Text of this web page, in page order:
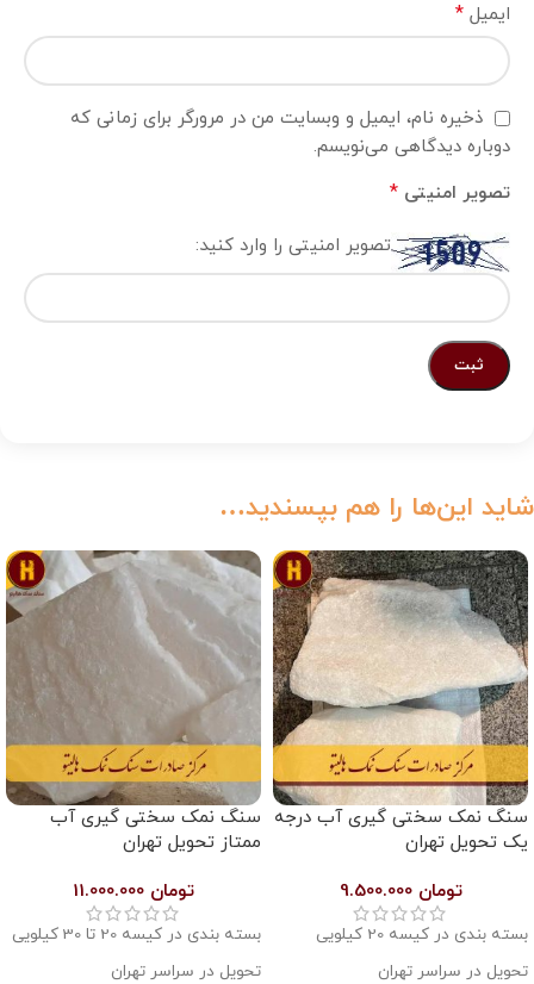
ایمیل *
ذخیره نام، ایمیل و وبسایت من در مرورگر برای زمانی که
دوباره دیدگاهی می‌نویسم.
تصویر امنیتی *
تصویر امنیتی را وارد کنید:
شاید این‌ها را هم بپسندید…
سنگ نمک سختی گیری آب درجه
یک تحویل تهران
تومان 9.500.000
بسته بندی در کیسه 20 کیلویی
تحویل در سراسر تهران
سنگ نمک سختی گیری آب
ممتاز تحویل تهران
تومان
بسته بندی در کیسه 20 تا 30 کیلویی
تحویل در سراسر تهران